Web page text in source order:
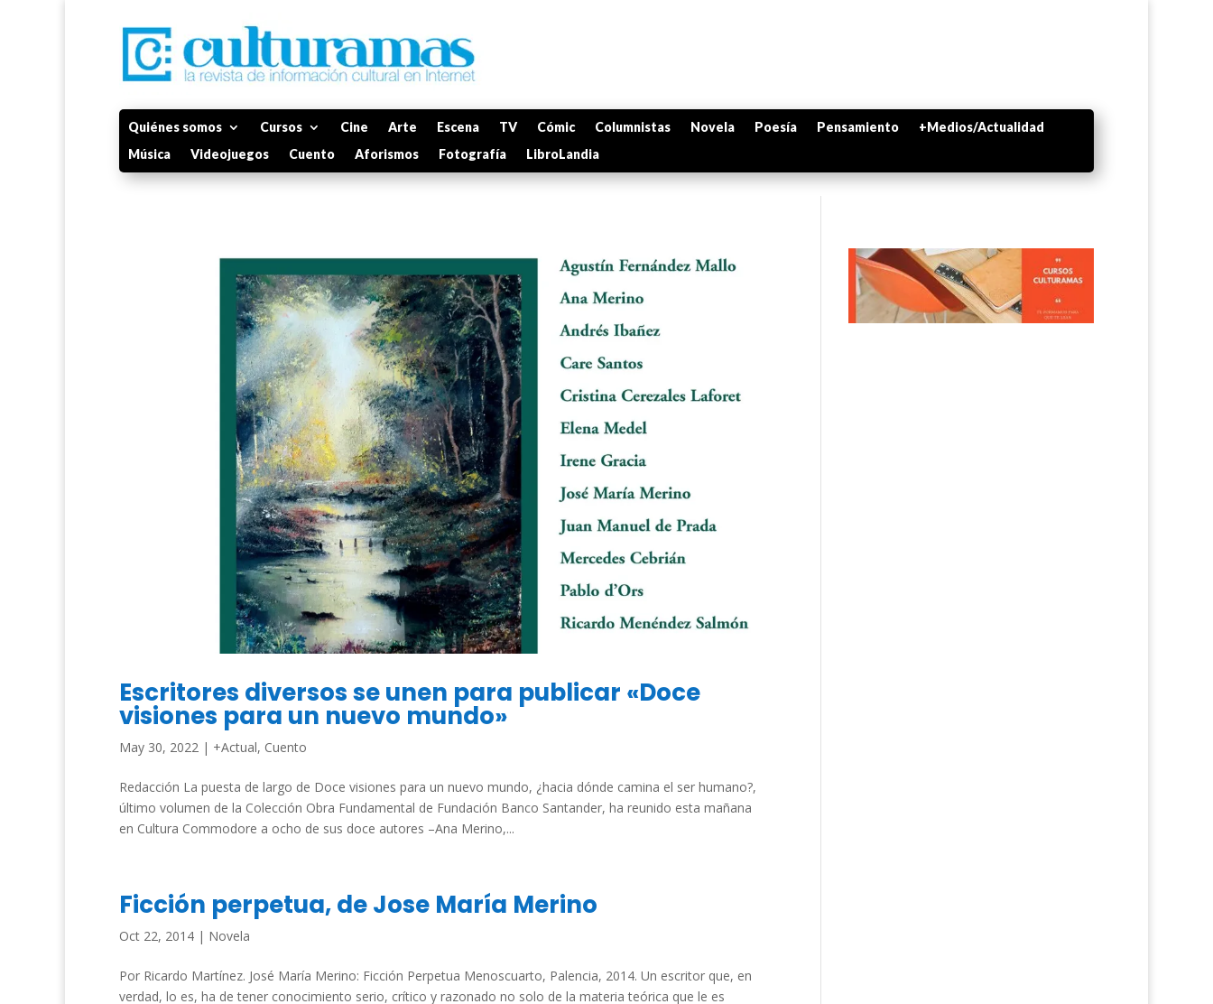
Quiénes somos Cursos Cine Arte Escena TV Cómic Columnistas Novela Poesía Pensamiento
+Medios/Actualidad
Música
Videojuegos Cuento Aforismos Fotografía LibroLandia
Escritores diversos se unen para publicar «Doce
visiones para un nuevo mundo»
May 30, 2022 | +Actual, Cuento
Redacción La puesta de largo de Doce visiones para un nuevo mundo, ¿hacia dónde camina el ser humano?,
último volumen de la Colección Obra Fundamental de Fundación Banco Santander, ha reunido esta mañana
en Cultura Commodore a ocho de sus doce autores –Ana Merino,...
Ficción perpetua, de Jose María Merino
Oct 22, 2014 | Novela
Por Ricardo Martínez. José María Merino: Ficción Perpetua Menoscuarto, Palencia, 2014. Un escritor que, en
verdad, lo es, ha de tener conocimiento serio, crítico y razonado no solo de la materia teórica que le es